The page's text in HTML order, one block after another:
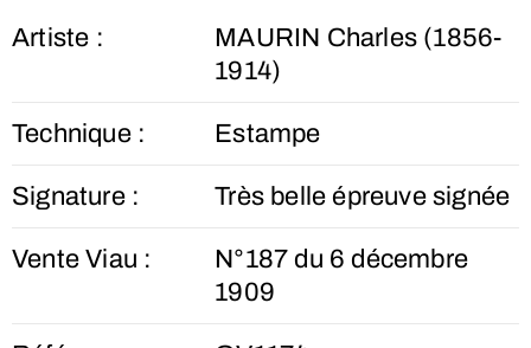
Artiste :
MAURIN Charles (1856-
1914)
Technique : Estampe
Signature : Très belle épreuve signée
Vente Viau :
N°187 du 6 décembre
1909